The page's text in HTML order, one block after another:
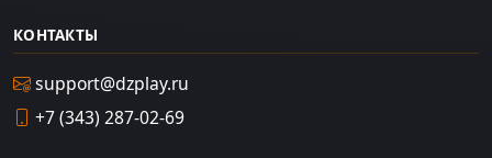
КОНТАКТЫ
support@dzplay.ru
+7 (343) 287-02-69